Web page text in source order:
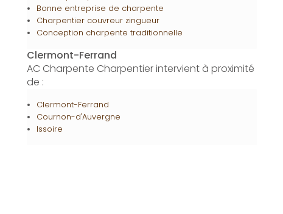
Bonne entreprise de charpente
Charpentier couvreur zingueur
Conception charpente traditionnelle
Clermont-Ferrand
AC Charpente Charpentier intervient à proximité
de :
Clermont-Ferrand
Cournon-d'Auvergne
Issoire